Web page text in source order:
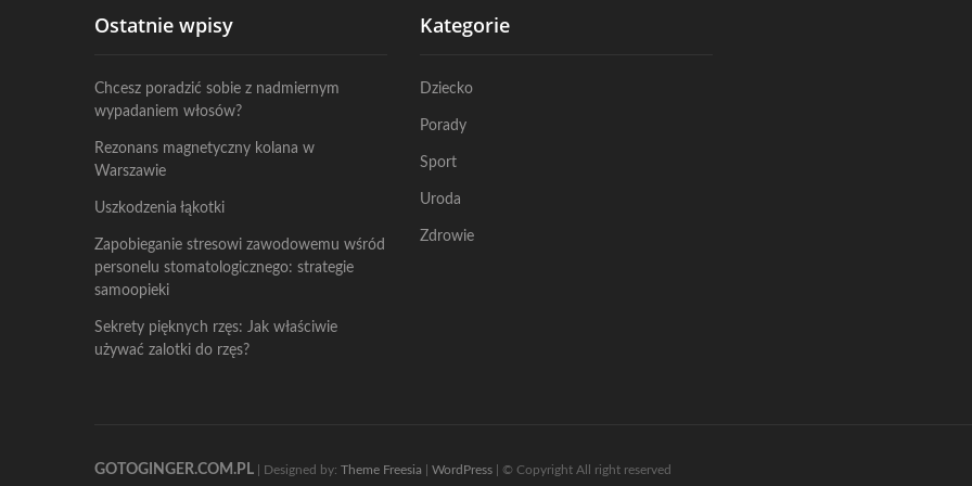
Ostatnie wpisy
Chcesz poradzić sobie z nadmiernym
wypadaniem włosów?
Rezonans magnetyczny kolana w
Warszawie
Uszkodzenia łąkotki
Zapobieganie stresowi zawodowemu wśród
personelu stomatologicznego: strategie
samoopieki
Sekrety pięknych rzęs: Jak właściwie
używać zalotki do rzęs?
Kategorie
Dziecko
Porady
Sport
Uroda
Zdrowie
GOTOGINGER.COM.PL | Designed by: Theme Freesia WordPress | © Copyright All right reserved